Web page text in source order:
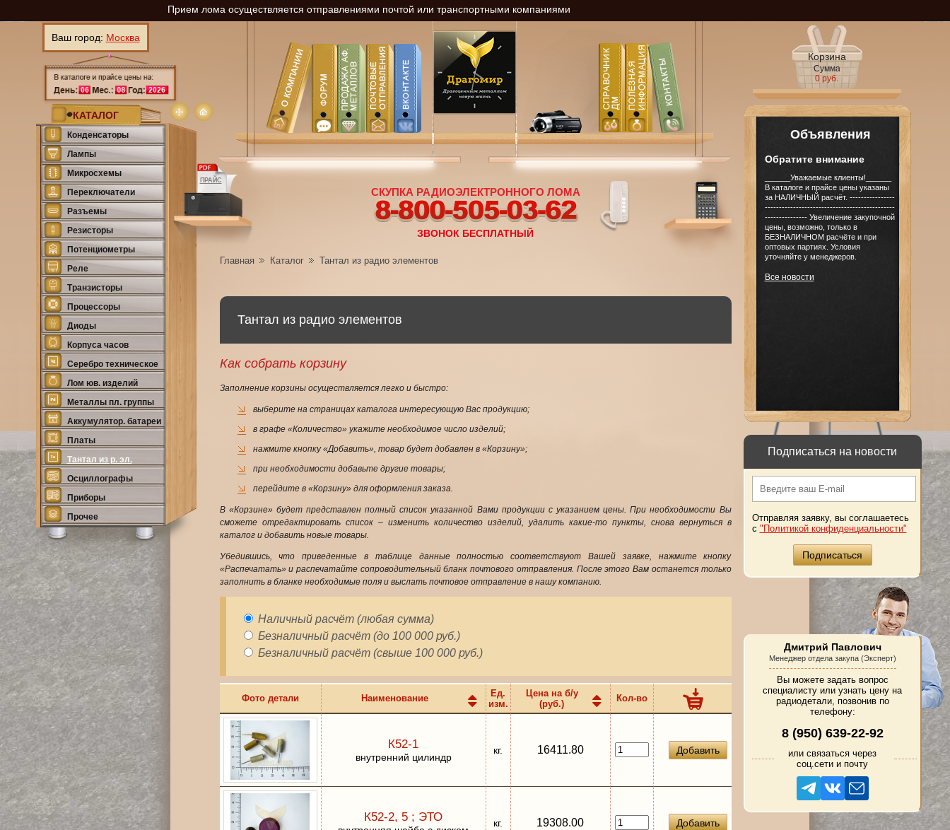
Прием лома осуществляется отправлениями почтой или транспортными компаниями
Ваш город: Москва
КАТАЛОГ
Конденсаторы
Лампы
Микросхемы
Переключатели
Разъемы
Резисторы
Потенциометры
Реле
Транзисторы
Процессоры
Диоды
Корпуса часов
Серебро техническое
Лом юв. изделий
Металлы пл. группы
Аккумулятор. батареи
Платы
Тантал из р. эл.
Осциллографы
Приборы
Прочее
Корзина
Сумма
0 руб.
Объявления
Обратите внимание
______Уважаемые клиенты!______
В каталоге и прайсе цены указаны
за НАЛИЧНЫЙ расчёт. ----------------
----------------------------------------------
--------------- Увеличение закупочной
цены, возможно, только в
БЕЗНАЛИЧНОМ расчёте и при
оптовых партиях. Условия
уточняйте у менеджеров.
Все новости
Подписаться на новости
Отправляя заявку, вы соглашаетесь
с "Политикой конфиденциальности"
Дмитрий Павлович
Менеджер отдела закупа (Эксперт)
Вы можете задать вопрос
специалисту или узнать цену на
радиодетали, позвонив по
телефону:
8 (950) 639-22-92
или связаться через
соц.сети и почту
СКУПКА РАДИОЭЛЕКТРОННОГО ЛОМА
8-800-505-03-62
ЗВОНОК БЕСПЛАТНЫЙ
ПРАЙС
Главная Каталог Тантал из радио элементов
Тантал из радио элементов
Как собрать корзину
Заполнение корзины осуществляется легко и быстро:
выберите на страницах каталога интересующую Вас продукцию;
в графе «Количество» укажите необходимое число изделий;
нажмите кнопку «Добавить», товар будет добавлен в «Корзину»;
при необходимости добавьте другие товары;
перейдите в «Корзину» для оформления заказа.
В «Корзине» будет представлен полный список указанной Вами продукции с указанием цены. При необходимости Вы
сможете отредактировать список – изменить количество изделий, удалить какие-то пункты, снова вернуться в
каталог и добавить новые товары.
Убедившись, что приведенные в таблице данные полностью соответствуют Вашей заявке, нажмите кнопку
«Распечатать» и распечатайте сопроводительный бланк почтового отправления. После этого Вам останется только
заполнить в бланке необходимые поля и выслать почтовое отправление в нашу компанию.
Наличный расчёт (любая сумма)
Безналичный расчёт (до 100 000 руб.)
Безналичный расчёт (свыше 100 000 руб.)
Фото детали Наименование
Ед.
изм.
Цена на б/у
(руб.)
Кол-во
К52-1
внутренний цилиндр
кг. 16411.80 Добавить
К52-2, 5 ; ЭТО кг. 19308.00 Добавить